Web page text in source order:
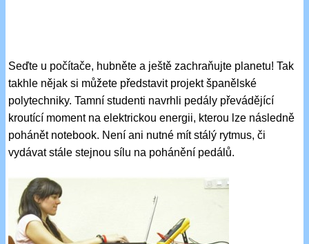
Seďte u počítače, hubněte a ještě zachraňujte planetu! Tak
takhle nějak si můžete představit projekt španělské
polytechniky. Tamní studenti navrhli pedály převádějící
kroutící moment na elektrickou energii, kterou lze následně
pohánět notebook. Není ani nutné mít stálý rytmus, či
vydávat stále stejnou sílu na pohánění pedálů.